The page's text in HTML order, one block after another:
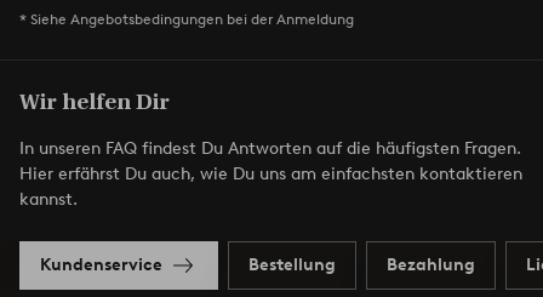
* Siehe Angebotsbedingungen bei der Anmeldung
Wir helfen Dir
In unseren FAQ findest Du Antworten auf die häufigsten Fragen.
Hier erfährst Du auch, wie Du uns am einfachsten kontaktieren
kannst.
Kundenservice Bestellung Bezahlung